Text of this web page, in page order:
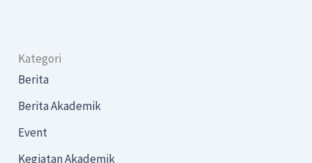
Kategori
Berita
Berita Akademik
Event
Kegiatan Akademik